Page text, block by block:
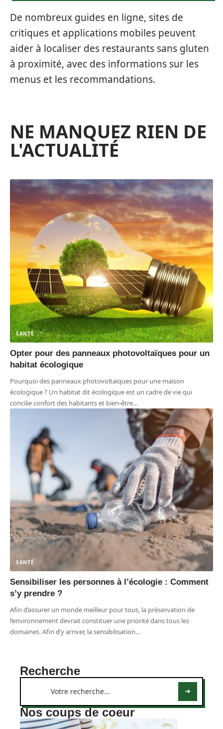
De nombreux guides en ligne, sites de
critiques et applications mobiles peuvent
aider à localiser des restaurants sans gluten
à proximité, avec des informations sur les
menus et les recommandations.
NE MANQUEZ RIEN DE
L'ACTUALITÉ
SANTÉ
Opter pour des panneaux photovoltaïques pour un
habitat écologique
Pourquoi des panneaux photovoltaïques pour une maison
écologique ? Un habitat dit écologique est un cadre de vie qui
concilie confort des habitants et bien-être…
SANTÉ
Sensibiliser les personnes à l’écologie : Comment
s’y prendre ?
Afin d’assurer un monde meilleur pour tous, la préservation de
l’environnement devrait constituer une priorité dans tous les
domaines. Afin d’y arriver, la sensibilisation…
Recherche
Nos coups de coeur